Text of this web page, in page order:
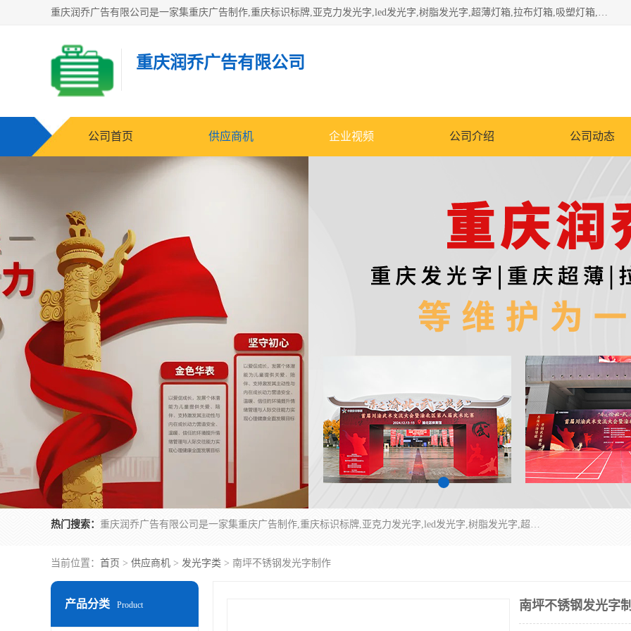
重庆润乔广告有限公司是一家集重庆广告制作,重庆标识标牌,亚克力发光字,led发光字,树脂发光字,超薄灯箱,拉布灯箱,吸塑灯箱,门头招牌,企业形象墙,写真喷绘,x展架,拉网展架,广告展架,条幅,锦旗设计,制作,施工,维护为一体的专业化广告公司.
重庆润乔广告有限公司
公司首页 供应商机 企业视频 公司介绍 公司动态
热门搜索： 重庆润乔广告有限公司是一家集重庆广告制作,重庆标识标牌,亚克力发光字,led发光字,树脂发光字,超薄灯箱,拉布灯箱,吸塑灯箱,门头招牌,企业形象墙,写真喷绘,x展架,拉网展架,广告展架,条幅,锦旗设计,制作,施工,维护为一体的专业化广告公司.
当前位置： 首页 > 供应商机 > 发光字类 > 南坪不锈钢发光字制作
产品分类 Product 南坪不锈钢发光字